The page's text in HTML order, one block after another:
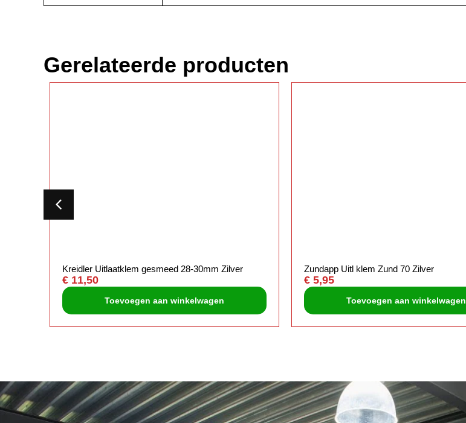
Gerelateerde producten
Kreidler Uitlaatklem gesmeed 28-30mm Zilver
€ 11,50
Toevoegen aan winkelwagen
Zundapp Uitl klem Zund 70 Zilver
€ 5,95
Toevoegen aan winkelwagen